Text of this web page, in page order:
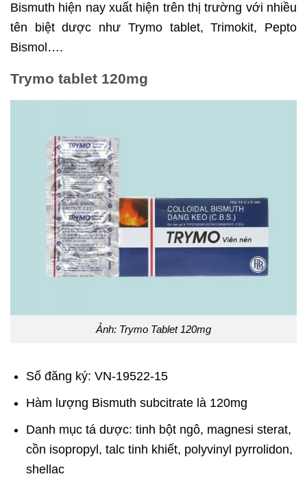
Bismuth hiện nay xuất hiện trên thị trường với nhiều
tên biệt dược như Trymo tablet, Trimokit, Pepto
Bismol….
Trymo tablet 120mg
Ảnh: Trymo Tablet 120mg
Số đăng ký: VN-19522-15
Hàm lượng Bismuth subcitrate là 120mg
Danh mục tá dược: tinh bột ngô, magnesi sterat,
cồn isopropyl, talc tinh khiết, polyvinyl pyrrolidon,
shellac